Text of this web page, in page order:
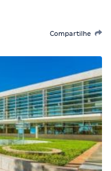
Compartilhe